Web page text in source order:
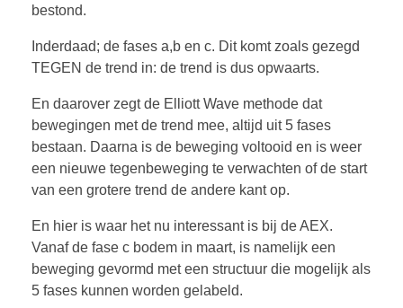
bestond.
Inderdaad; de fases a,b en c. Dit komt zoals gezegd
TEGEN de trend in: de trend is dus opwaarts.
En daarover zegt de Elliott Wave methode dat
bewegingen met de trend mee, altijd uit 5 fases
bestaan. Daarna is de beweging voltooid en is weer
een nieuwe tegenbeweging te verwachten of de start
van een grotere trend de andere kant op.
En hier is waar het nu interessant is bij de AEX.
Vanaf de fase c bodem in maart, is namelijk een
beweging gevormd met een structuur die mogelijk als
5 fases kunnen worden gelabeld.